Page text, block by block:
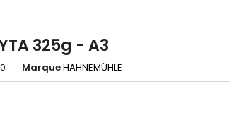
325g - A3
MarqueHAHNEMÜHLE